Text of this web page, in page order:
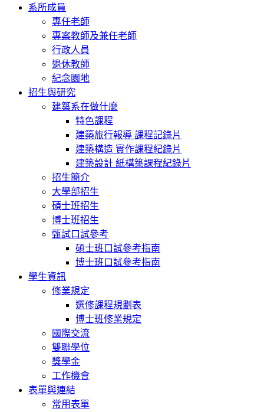
系所成員
專任老師
專案教師及兼任老師
行政人員
退休教師
紀念園地
招生與研究
建築系在做什麼
特色課程
建築旅行報導 課程記錄片
建築構造 實作課程紀錄片
建築設計 紙構築課程紀錄片
招生簡介
大學部招生
碩士班招生
博士班招生
甄試口試參考
碩士班口試參考指南
博士班口試參考指南
學生資訊
修業規定
選修課程規劃表
博士班修業規定
國際交流
雙聯學位
獎學金
工作機會
表單與連結
常用表單